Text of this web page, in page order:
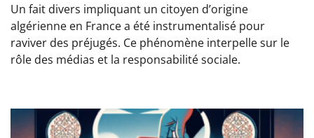
Un fait divers impliquant un citoyen d’origine
algérienne en France a été instrumentalisé pour
raviver des préjugés. Ce phénomène interpelle sur le
rôle des médias et la responsabilité sociale.